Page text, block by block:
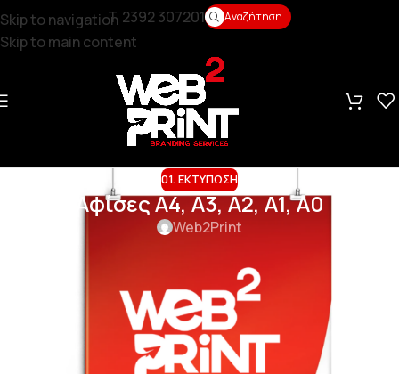
Skip to navigation
Skip to main content
T. 2392 307201 Αναζήτηση
01. ΕΚΤΎΠΩΣΗ
Αφίσες Α4, Α3, Α2, Α1, Α0
Web2Print
Οι αφίσες είναι ευέλικτα διαφημιστικά προϊόντα που
μπορείτε να χρησιμοποιήσετε για εσωτερική ή
εξωτερική διαφήμιση ανάλογα με την επιλογή σας.